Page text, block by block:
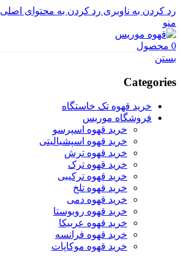
رد کردن به ناوبری رد کردن به محتوای اصلی
منو
0 محصول
بستن
Categories
خرید قهوه تک خاستگاه
فروشگاه موریس
خرید قهوه اسپرسو
خرید قهوه اسپشیالیتی
خرید قهوه ترش
خرید قهوه ترک
خرید قهوه ترکیبی
خرید قهوه تلخ
خرید قهوه دمی
خرید قهوه روبوستا
خرید قهوه عربیکا
خرید قهوه فرانسه
خرید قهوه موکاپات